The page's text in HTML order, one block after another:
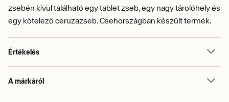
zsebén kívül található egy tablet zseb, egy nagy tárolóhely és
egy kötelező ceruzazseb. Csehországban készült termék.
Értékelés
A márkáról